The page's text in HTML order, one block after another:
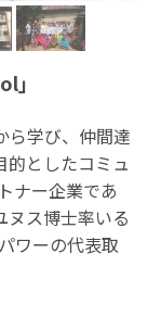
」
ら学び、仲間達
的としたコミュ
ナー企業であ
ヌス博士率いる
ワーの代表取